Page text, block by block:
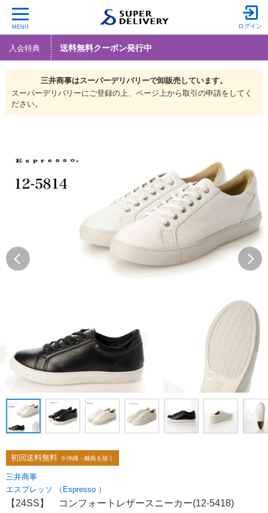
MENU ログイン
入会特典 送料無料クーポン発行中
三井商事はスーパーデリバリーで卸販売しています。
スーパーデリバリーにご登録の上、ページ上から取引の申請をしてく
ださい。
初回送料無料 ※沖縄・離島を除く
三井商事
エスプレッソ （Espresso ）
【24SS】 コンフォートレザースニーカー(12-5418)